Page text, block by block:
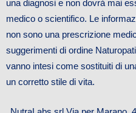
una diagnosi e non dovrà mai
medico o scientifico. Le
non sono una prescrizione
suggerimenti di ordine
vanno intesi come sostituiti di
un corretto stile di vita.